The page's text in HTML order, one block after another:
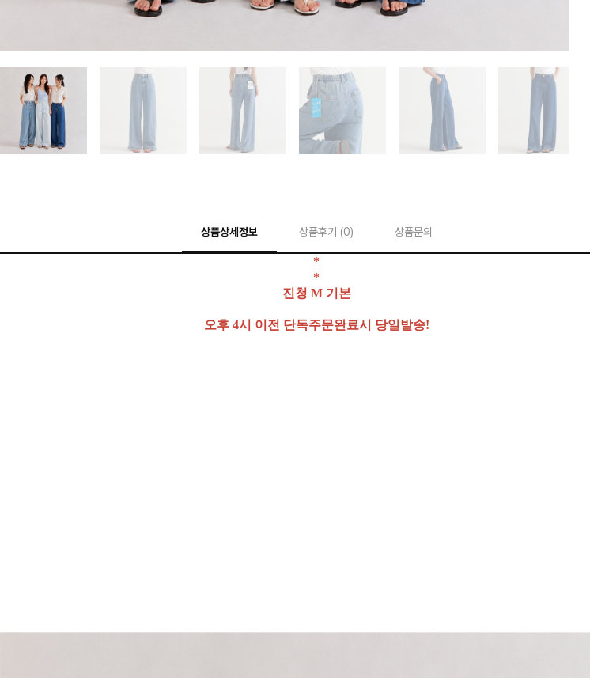
상품상세정보 상품후기 (0) 상품문의
*
*
진청 M 기본
오후 4시 이전 단독주문완료시 당일발송!